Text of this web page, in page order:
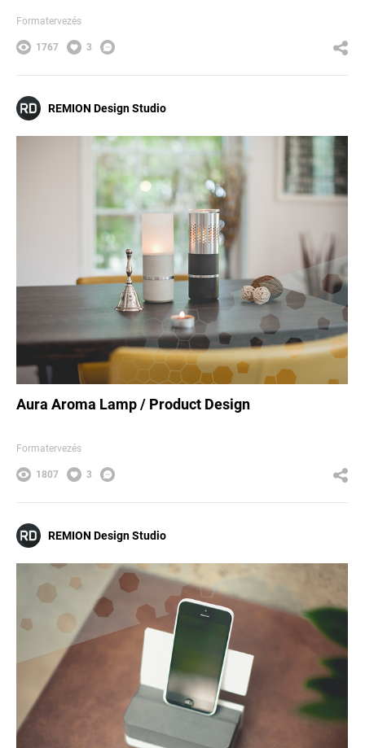
Formatervezés
1767 3
REMION Design Studio
Aura Aroma Lamp / Product Design
Formatervezés
1807 3
REMION Design Studio